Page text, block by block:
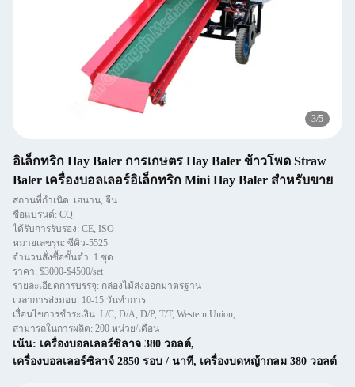
3/5
อิเล็กทริก Hay Baler การเกษตร Hay Baler ข้าวโพด Straw
Baler เครื่องบอลเลอร์อิเล็กทริก Mini Hay Baler สําหรับขาย
สถานที่กำเนิด: เฮนาน, จีน
ชื่อแบรนด์: CQ
ได้รับการรับรอง: CE, ISO
หมายเลขรุ่น: ซีคิว-5525
จำนวนสั่งซื้อขั้นต่ำ: 1 ชุด
ราคา: $3000-$4500/set
รายละเอียดการบรรจุ: กล่องไม้ส่งออกมาตรฐาน
เวลาการส่งมอบ: 10-15 วันทำการ
เงื่อนไขการชำระเงิน: L/C, D/A, D/P, T/T, Western Union,
สามารถในการผลิต: 200 หน่วย/เดือน
เน้น: เครื่องบอลเลอร์ซิลาจ 380 วอลต์,
เครื่องบอลเลอร์ซิลาจ์ 2850 รอบ / นาที, เครื่องบดหญ้ากลม 380 วอลต์